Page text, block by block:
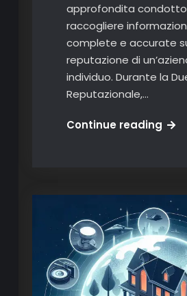
approfondita
raccogliere
complete e accurate
reputazione di
individuo. Durante la
Reputazionale,…
Continue reading
non
le